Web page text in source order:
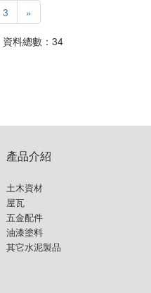
3 »
料總數：34
產品介紹
土木資材
屋瓦
五金配件
油漆塗料
其它水泥製品